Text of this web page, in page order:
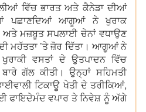
ਵਿੱਚ ਭਾਰਤ ਅਤੇ ਕੈਨੇਡਾ ਦੀਆਂ
ਪਛਾਣਦਿਆਂ ਆਗੂਆਂ ਨੇ ਖੁਰਾਕ
ਅਤੇ ਮਜ਼ਬੂਤ ਸਪਲਾਈ ਚੇਨਾਂ ਵਧਾਉਣ
ਮਹੱਤਤਾ ’ਤੇ ਜ਼ੋਰ ਦਿੱਤਾ। ਆਗੂਆਂ ਨੇ
ਵਸਤਾਂ ਦੇ ਉਤਪਾਦਨ ਵਿੱਚ
ਗੱਲ ਕੀਤੀ। ਉਨ੍ਹਾਂ ਸਹਿਮਤੀ
ਟਿਕਾਊ ਖੇਤੀ ਦੇ ਤਰੀਕਿਆਂ,
ਫਾਇਦੇਮੰਦ ਵਪਾਰ ਤੇ ਨਿਵੇਸ਼ ਨੂੰ ਅੱਗੇ